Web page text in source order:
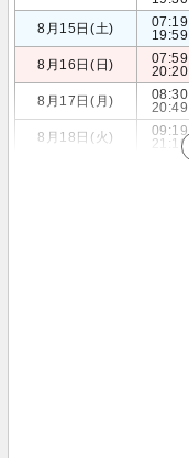
8月15日(土)
07:19
19:59
8月16日(日)
07:59
20:20
8月17日(月)
08:30
20:49
8月18日(火)
09:19
21:19